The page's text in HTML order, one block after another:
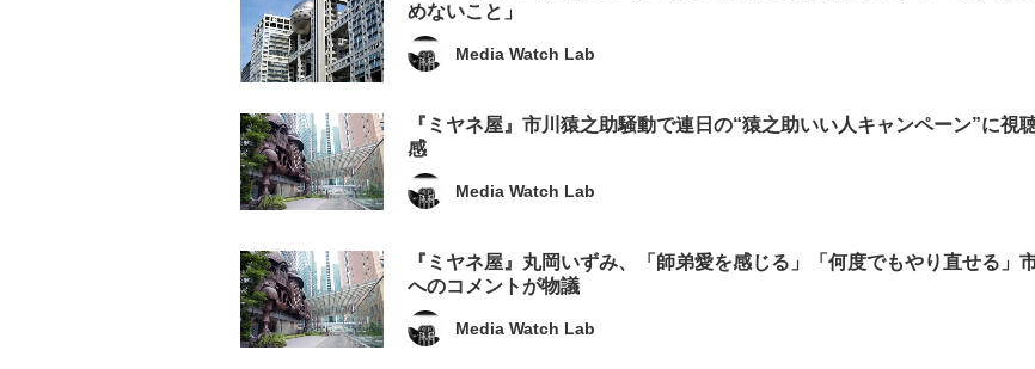
めないこと」
Media Watch Lab
『ミヤネ屋』市川猿之助騒動で連日の“猿之助いい人キャンペーン”に視
感
Media Watch Lab
『ミヤネ屋』丸岡いずみ、「師弟愛を感じる」「何度でもやり直せる」
へのコメントが物議
Media Watch Lab